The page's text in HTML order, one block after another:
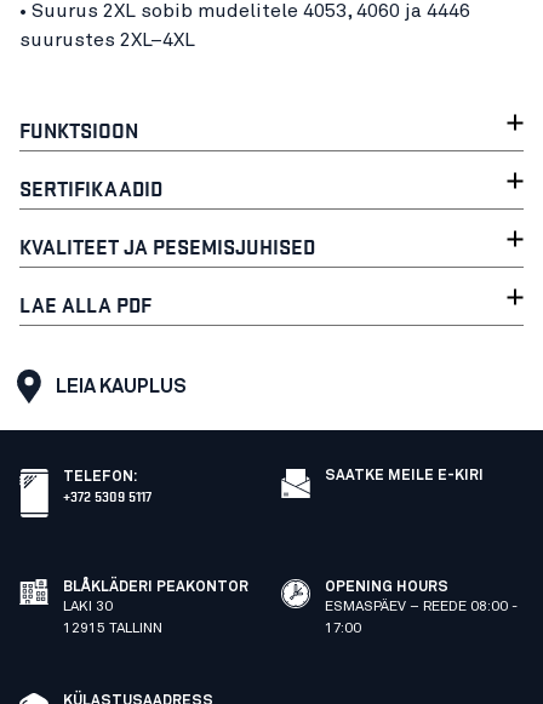
• Suurus 2XL sobib mudelitele 4053, 4060 ja 4446
suurustes 2XL–4XL
FUNKTSIOON
SERTIFIKAADID
KVALITEET JA PESEMISJUHISED
LAE ALLA PDF
LEIA KAUPLUS
TELEFON :
+372 5309 5117
SAATKE MEILE E-KIRI
BLÅKLÄDERI PEAKONTOR
LAKI 30
12915 TALLINN
OPENING HOURS
ESMASPÄEV – REEDE 08:00 -
17:00